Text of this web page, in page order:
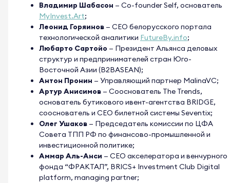
Владимир Шабасон — Сo-founder Self, основатель
MyInvest.Art;
Леонид Горяинов — CEO белорусского портала
технологической аналитики FutureBy.info;
Любарто Сартойо — Президент Альянса деловых
структур и предпринимателей стран Юго-
Восточной Азии (B2BASEAN);
Антон Пронин — Управляющий партнер MalinaVC;
Артур Анисимов — Сооснователь The Trends,
основатель бутикового ивент-агентства BRIDGE,
сооснователь и СЕО билетной системы Seventix;
Олег Ушаков — Председатель комиссии по ЦФА
Совета ТПП РФ по финансово-промышленной и
инвестиционной политике;
Аммар Аль-Анси — СЕО акселератора и венчурного
фонда “ФРАКТАЛ”, BRICS+ Investment Club Digital
platform, managing partner;